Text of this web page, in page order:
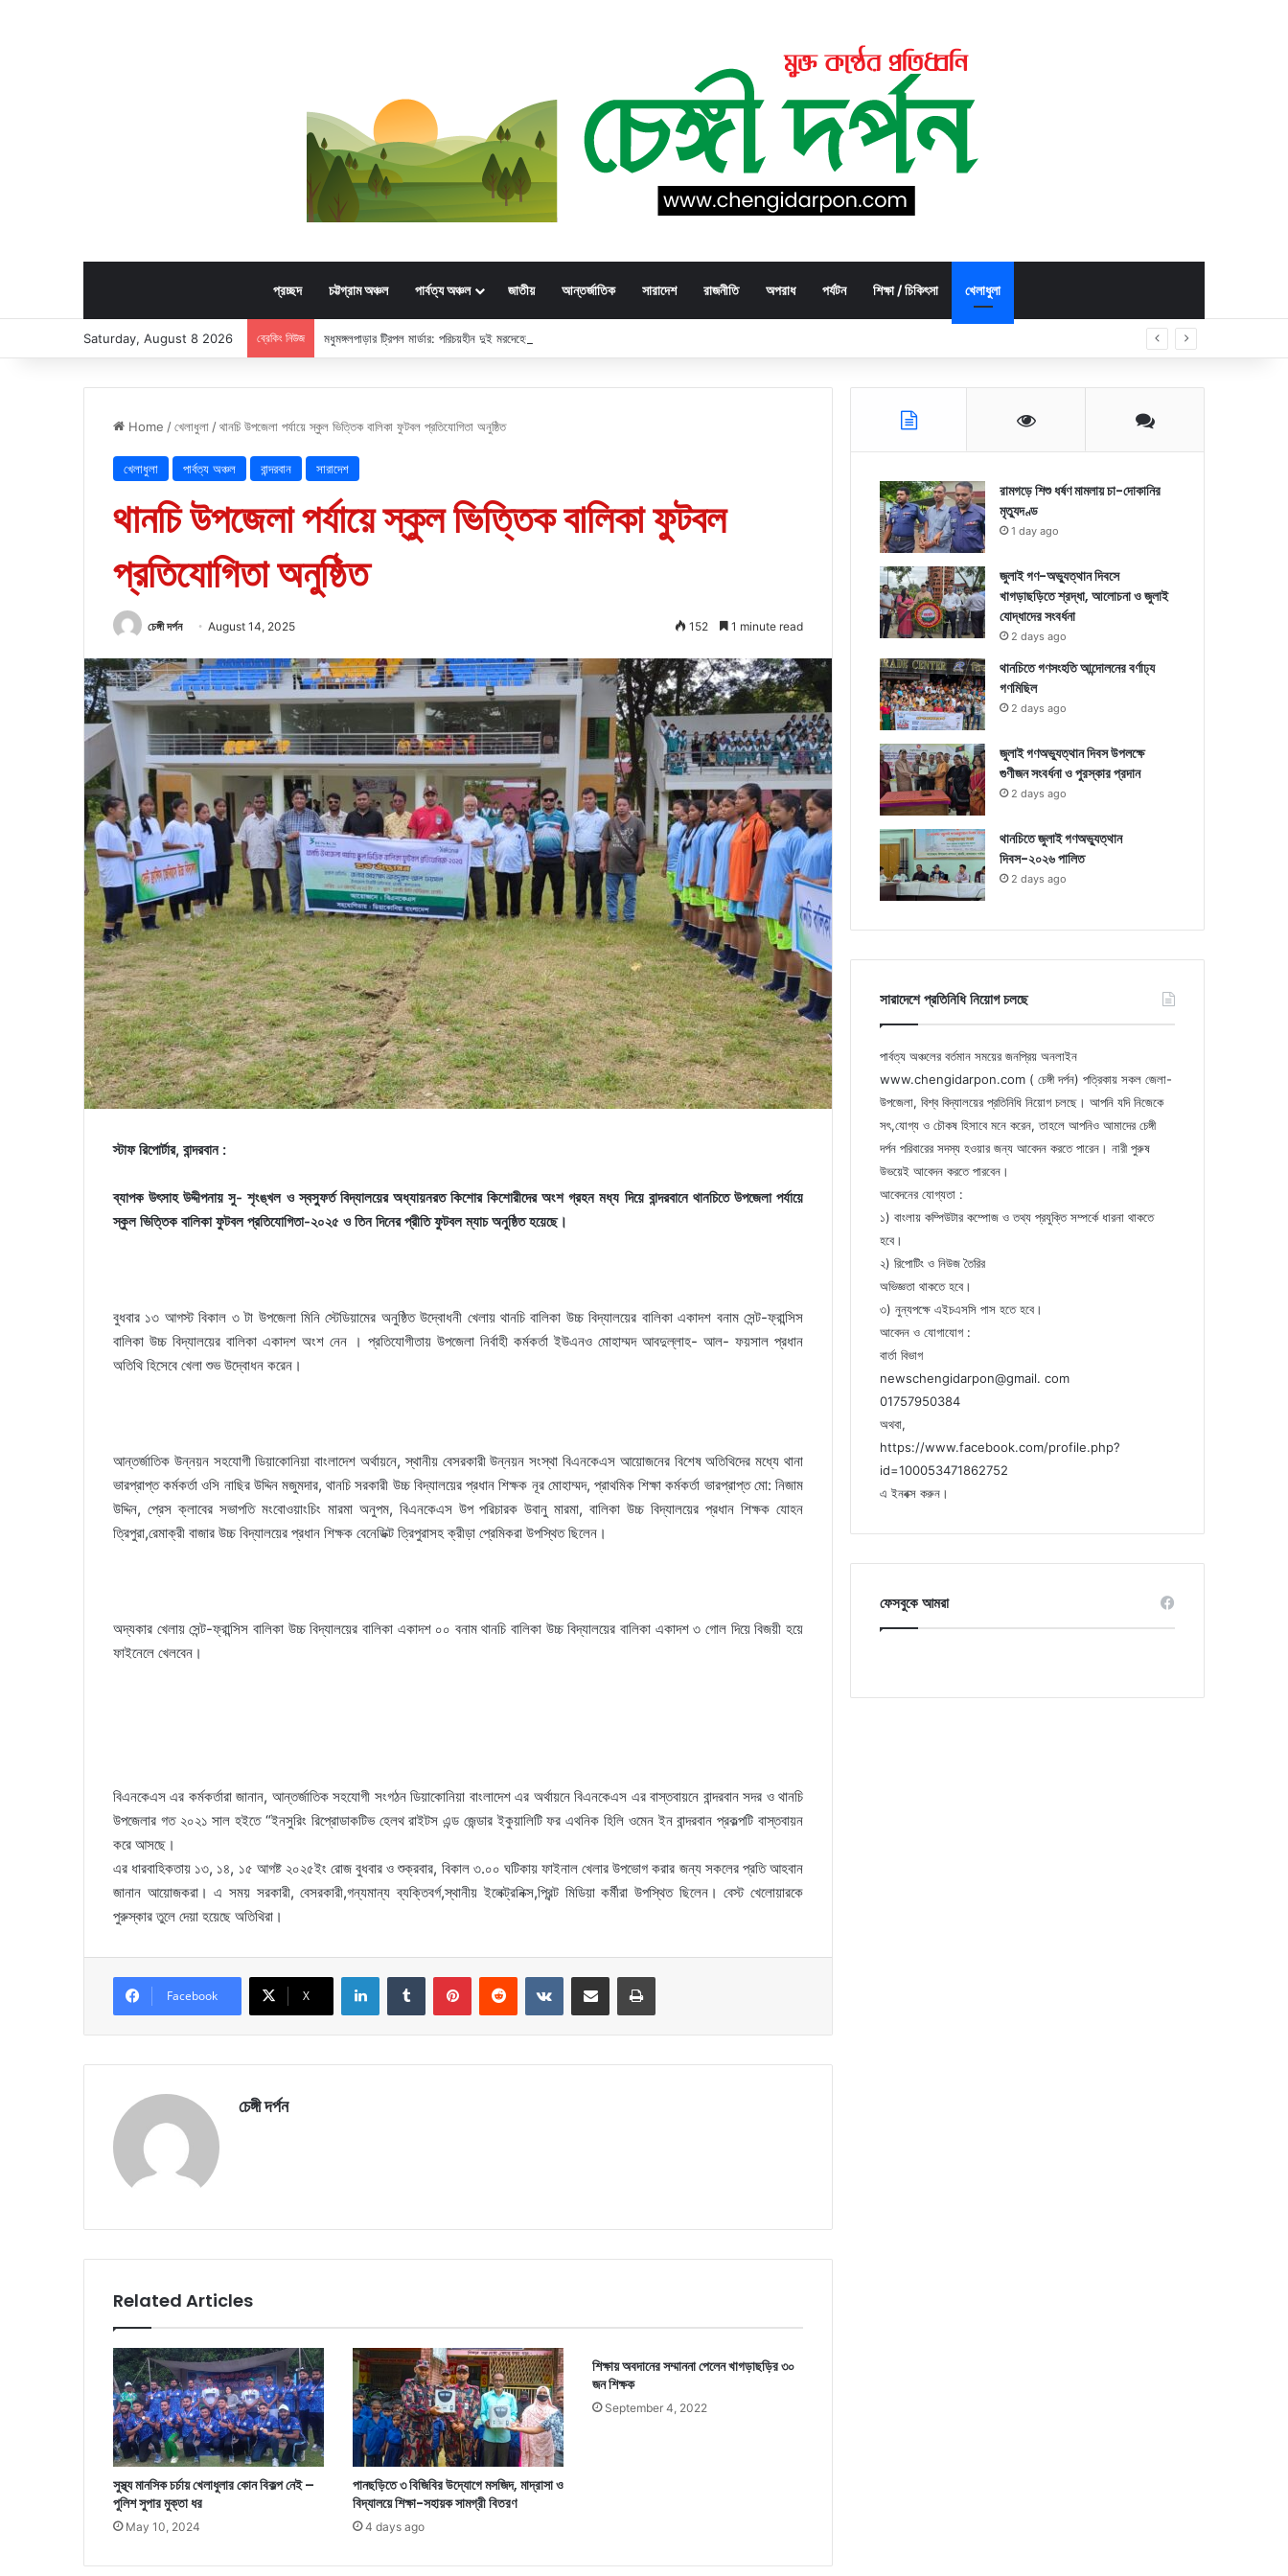
প্রচ্ছদ চট্টগ্রাম অঞ্চল পার্বত্য অঞ্চল জাতীয় আন্তর্জাতিক সারাদেশ রাজনীতি অপরাধ পর্যটন শিক্ষা / চিকিৎসা খেলাধুলা
Saturday, August 8 2026 ব্রেকিং নিউজ মধুমঙ্গলপাড়ার ট্রিপল মার্ডার: পরিচয়হীন দুই মরদেহের স্বজনের খোঁজ পুলিশের
Home /খেলাধুলা /থানচি উপজেলা পর্যায়ে স্কুল ভিত্তিক বালিকা ফুটবল প্রতিযোগিতা অনুষ্ঠিত
খেলাধুলা পার্বত্য অঞ্চল বান্দরবান সারাদেশ
থানচি উপজেলা পর্যায়ে স্কুল ভিত্তিক বালিকা ফুটবল
প্রতিযোগিতা অনুষ্ঠিত
চেঙ্গী দর্পন August 14, 2025 152 1 minute read
স্টাফ রিপোর্টার, বান্দরবান :
ব্যাপক উৎসাহ উদ্দীপনায় সু- শৃংঙ্খল ও স্বস্ফুর্ত বিদ্যালয়ের অধ্যায়নরত কিশোর কিশোরীদের অংশ গ্রহন মধ্য দিয়ে বান্দরবানে থানচিতে উপজেলা পর্যায়ে
স্কুল ভিত্তিক বালিকা ফুটবল প্রতিযোগিতা-২০২৫ ও তিন দিনের প্রীতি ফুটবল ম্যাচ অনুষ্ঠিত হয়েছে।
বুধবার ১৩ আগস্ট বিকাল ৩ টা উপজেলা মিনি স্টেডিয়ামের অনুষ্ঠিত উদ্বোধনী খেলায় থানচি বালিকা উচ্চ বিদ্যালয়ের বালিকা একাদশ বনাম সেন্ট-ফ্রান্সিস
বালিকা উচ্চ বিদ্যালয়ের বালিকা একাদশ অংশ নেন । প্রতিযোগীতায় উপজেলা নির্বাহী কর্মকর্তা ইউএনও মোহাম্মদ আবদুল্লাহ- আল- ফয়সাল প্রধান
অতিথি হিসেবে খেলা শুভ উদ্বোধন করেন।
আন্তর্জাতিক উন্নয়ন সহযোগী ডিয়াকোনিয়া বাংলাদেশ অর্থায়নে, স্থানীয় বেসরকারী উন্নয়ন সংস্থা বিএনকেএস আয়োজনের বিশেষ অতিথিদের মধ্যে থানা
ভারপ্রাপ্ত কর্মকর্তা ওসি নাছির উদ্দিন মজুমদার, থানচি সরকারী উচ্চ বিদ্যালয়ের প্রধান শিক্ষক নূর মোহাম্মদ, প্রাথমিক শিক্ষা কর্মকর্তা ভারপ্রাপ্ত মো: নিজাম
উদ্দিন, প্রেস ক্লাবের সভাপতি মংবোওয়াংচিং মারমা অনুপম, বিএনকেএস উপ পরিচারক উবানু মারমা, বালিকা উচ্চ বিদ্যালয়ের প্রধান শিক্ষক যোহন
ত্রিপুরা,রেমাক্রী বাজার উচ্চ বিদ্যালয়ের প্রধান শিক্ষক বেনেডিক্ট ত্রিপুরাসহ ক্রীড়া প্রেমিকরা উপস্থিত ছিলেন।
অদ্যকার খেলায় সেন্ট-ফ্রান্সিস বালিকা উচ্চ বিদ্যালয়ের বালিকা একাদশ ০০ বনাম থানচি বালিকা উচ্চ বিদ্যালয়ের বালিকা একাদশ ৩ গোল দিয়ে বিজয়ী হয়ে
ফাইনেলে খেলবেন।
বিএনকেএস এর কর্মকর্তারা জানান, আন্তর্জাতিক সহযোগী সংগঠন ডিয়াকোনিয়া বাংলাদেশ এর অর্থায়নে বিএনকেএস এর বাস্তবায়নে বান্দরবান সদর ও থানচি
উপজেলার গত ২০২১ সাল হইতে “ইনসুরিং রিপ্রোডাকটিভ হেলথ রাইটস এন্ড জেন্ডার ইকুয়ালিটি ফর এথনিক হিলি ওমেন ইন বান্দরবান প্রকল্পটি বাস্তবায়ন
করে আসছে।
এর ধারবাহিকতায় ১৩, ১৪, ১৫ আগষ্ট ২০২৫ইং রোজ বুধবার ও শুক্রবার, বিকাল ৩.০০ ঘটিকায় ফাইনাল খেলার উপভোগ করার জন্য সকলের প্রতি আহবান
জানান আয়োজকরা। এ সময় সরকারী, বেসরকারী,গন্যমান্য ব্যক্তিবর্গ,স্থানীয় ইলেক্ট্রনিক্স,প্রিন্ট মিডিয়া কর্মীরা উপস্থিত ছিলেন। বেস্ট খেলোয়ারকে
পুরুস্কার তুলে দেয়া হয়েছে অতিথিরা।
Facebook X
LinkedInTumblr PinterestReddit VKontakteShare via Email Print
চেঙ্গী দর্পন
Related Articles
সুস্থ্য মানসিক চর্চায় খেলাধুলার কোন বিকল্প নেই –
পুলিশ সুপার মুক্তা ধর
May 10, 2024
পানছড়িতে ৩ বিজিবির উদ্যোগে মসজিদ, মাদ্রাসা ও
বিদ্যালয়ে শিক্ষা-সহায়ক সামগ্রী বিতরণ
4 days ago
শিক্ষায় অবদানের সম্মাননা পেলেন খাগড়াছড়ির ৩০
জন শিক্ষক
September 4, 2022
রামগড়ে শিশু ধর্ষণ মামলায় চা-দোকানির
মৃত্যুদণ্ড
1 day ago
জুলাই গণ-অভ্যুত্থান দিবসে
খাগড়াছড়িতে শ্রদ্ধা, আলোচনা ও জুলাই
যোদ্ধাদের সংবর্ধনা
2 days ago
থানচিতে গণসংহতি আন্দোলনের বর্ণাঢ্য
গণমিছিল
2 days ago
জুলাই গণঅভ্যুত্থান দিবস উপলক্ষে
গুণীজন সংবর্ধনা ও পুরস্কার প্রদান
2 days ago
থানচিতে জুলাই গণঅভ্যুত্থান
দিবস-২০২৬ পালিত
2 days ago
সারাদেশে প্রতিনিধি নিয়োগ চলছে
পার্বত্য অঞ্চলের বর্তমান সময়ের জনপ্রিয় অনলাইন
www.chengidarpon.com ( চেঙ্গী দর্পন) পত্রিকায় সকল জেলা-
উপজেলা, বিশ্ব বিদ্যালয়ের প্রতিনিধি নিয়োগ চলছে। আপনি যদি নিজেকে
সৎ,যোগ্য ও চৌকষ হিসাবে মনে করেন, তাহলে আপনিও আমাদের চেঙ্গী
দর্পন পরিবারের সদস্য হওয়ার জন্য আবেদন করতে পারেন। নারী পুরুষ
উভয়েই আবেদন করতে পারবেন।
আবেদনের যোগ্যতা :
১) বাংলায় কম্পিউটার কম্পোজ ও তথ্য প্রযুক্তি সম্পর্কে ধারনা থাকতে
হবে।
২) রিপোটিং ও নিউজ তৈরির
অভিজ্ঞতা থাকতে হবে।
৩) নুন্যপক্ষে এইচএসসি পাস হতে হবে।
আবেদন ও যোগাযোগ :
বার্তা বিভাগ
newschengidarpon@gmail. com
01757950384
অথবা,
https://www.facebook.com/profile.php?
id=100053471862752
এ ইনবক্স করুন।
ফেসবুকে আমরা